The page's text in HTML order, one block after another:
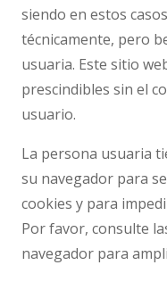
siendo en estos
técnicamente, pero
usuaria. Este sitio
prescindibles sin el
usuario.
La persona usuaria
su navegador para
cookies y para
Por favor, consulte
navegador para